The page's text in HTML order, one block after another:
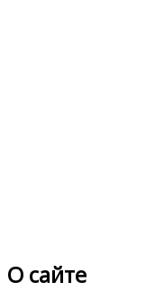
О сайте